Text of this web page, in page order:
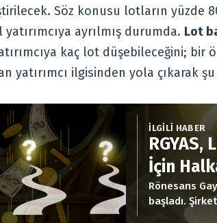
Söz konusu lotların yüzde
ayrılmış durumda. Lot
kaç lot düşebileceğini;
yatırımcı ilgisinden yola çıkarak
İLGİLİ HABER
RGYAS,
İçin
Rönesans
başladı.
düşer, şirket